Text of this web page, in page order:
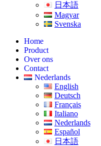
日本語
Magyar
Svenska
Home
Product
Over ons
Contact
Nederlands
English
Deutsch
Français
Italiano
Nederlands
Español
日本語